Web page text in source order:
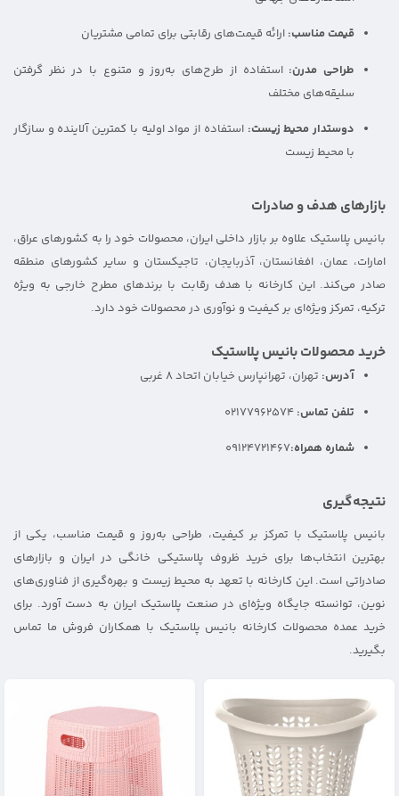
قیمت مناسب: ارائه قیمت‌های رقابتی برای تمامی مشتریان
طراحی مدرن: استفاده از طرح‌های به‌روز و متنوع با در نظر گرفتن
سلیقه‌های مختلف
دوستدار محیط زیست: استفاده از مواد اولیه با کمترین آلاینده و سازگار
با محیط زیست
بازارهای هدف و صادرات
بانیس پلاستیک علاوه بر بازار داخلی ایران، محصولات خود را به کشورهای عراق،
امارات، عمان، افغانستان، آذربایجان، تاجیکستان و سایر کشورهای منطقه
صادر می‌کند. این کارخانه با هدف رقابت با برندهای مطرح خارجی به ویژه
ترکیه، تمرکز ویژه‌ای بر کیفیت و نوآوری در محصولات خود دارد.
خرید محصولات بانیس پلاستیک
آدرس: تهران، تهرانپارس خیابان اتحاد 8 غربی
تلفن تماس:
شماره همراه:09124721467
نتیجه‌گیری
بانیس پلاستیک با تمرکز بر کیفیت، طراحی به‌روز و قیمت مناسب، یکی از
بهترین انتخاب‌ها برای خرید ظروف پلاستیکی خانگی در ایران و بازارهای
صادراتی است. این کارخانه با تعهد به محیط زیست و بهره‌گیری از فناوری‌های
نوین، توانسته جایگاه ویژه‌ای در صنعت پلاستیک ایران به دست آورد. برای
خرید عمده محصولات کارخانه بانیس پلاستیک با همکاران فروش ما تماس
بگیرید.